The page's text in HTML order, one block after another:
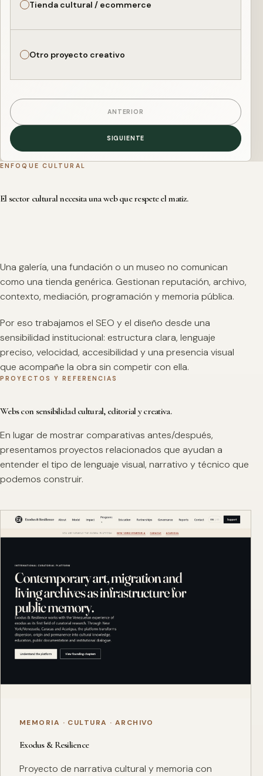
Tienda cultural / ecommerce
Otro proyecto creativo
ANTERIOR
SIGUIENTE
ENFOQUE CULTURAL
El sector cultural necesita una web que respete el matiz.
Una galería, una fundación o un museo no comunican
como una tienda genérica. Gestionan reputación, archivo,
contexto, mediación, programación y memoria pública.
Por eso trabajamos el SEO y el diseño desde una
sensibilidad institucional: estructura clara, lenguaje
preciso, velocidad, accesibilidad y una presencia visual
que acompañe la obra sin competir con ella.
PROYECTOS Y REFERENCIAS
Webs con sensibilidad cultural, editorial y creativa.
En lugar de mostrar comparativas antes/después,
presentamos proyectos relacionados que ayudan a
entender el tipo de lenguaje visual, narrativo y técnico que
podemos construir.
MEMORIA · CULTURA · ARCHIVO
Exodus & Resilience
Proyecto de narrativa cultural y memoria con